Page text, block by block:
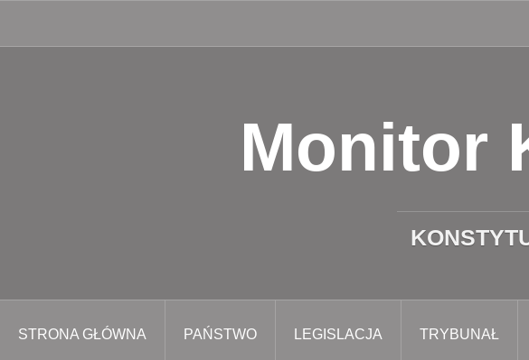
Monitor
STRONA GŁÓWNA PAŃSTWO LEGISLACJA TRYBUNAŁ